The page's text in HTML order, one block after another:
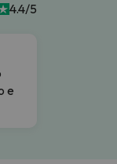
4.4/5
e